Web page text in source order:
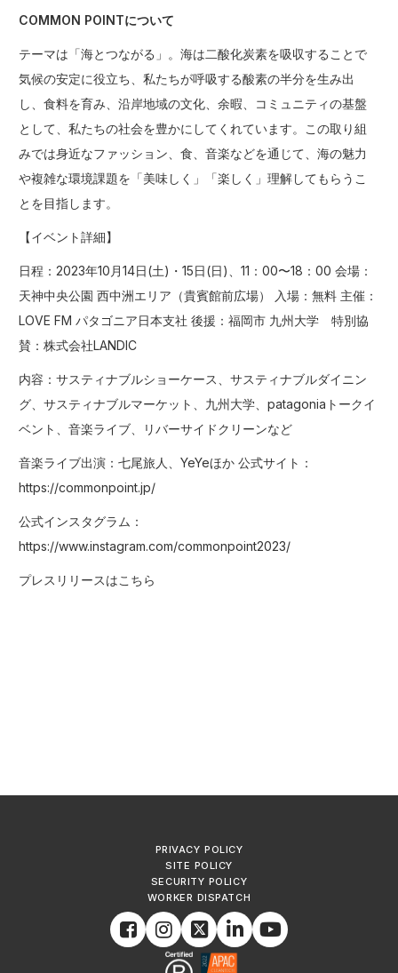
COMMON POINTについて
テーマは「海とつながる」。海は二酸化炭素を吸収することで
気候の安定に役立ち、私たちが呼吸する酸素の半分を生み出
し、食料を育み、沿岸地域の文化、余暇、コミュニティの基盤
として、私たちの社会を豊かにしてくれています。この取り組
みでは⾝近なファッション、⾷、⾳楽などを通じて、海の魅⼒
や複雑な環境課題を「美味しく」「楽しく」理解してもらうこ
とを⽬指します。
【イベント詳細】
⽇程：2023年10⽉14⽇(⼟)・15⽇(⽇)、11：00〜18：00 会場：
天神中央公園 ⻄中洲エリア（貴賓館前広場） ⼊場：無料 主催：
LOVE FM パタゴニア⽇本⽀社 後援：福岡市 九州大学 特別協
賛：株式会社LANDIC
内容：サスティナブルショーケース、サスティナブルダイニン
グ、サスティナブルマーケット、九州大学、patagoniaトークイ
ベント、音楽ライブ、リバーサイドクリーンなど
音楽ライブ出演：七尾旅人、YeYeほか 公式サイト：
https://commonpoint.jp/
公式インスタグラム：
https://www.instagram.com/commonpoint2023/
プレスリリースはこちら
PRIVACY POLICY
SITE POLICY
SECURITY POLICY
WORKER DISPATCH